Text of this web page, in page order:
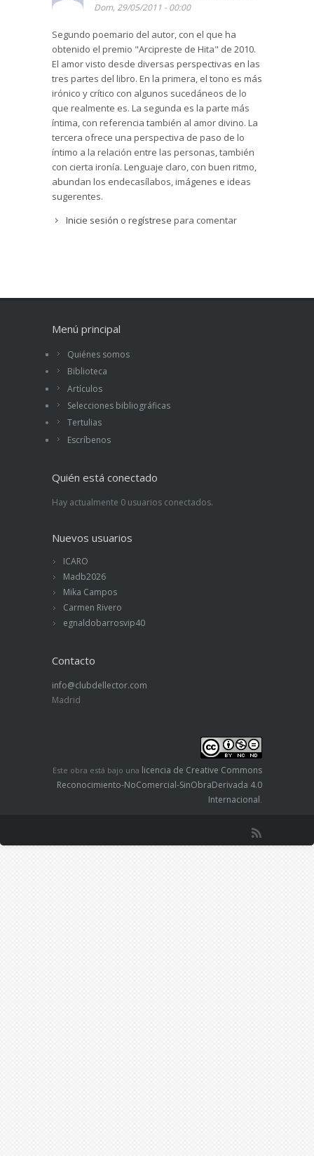
Dom, 29/05/2011 - 00:00
Segundo poemario del autor, con el que ha
obtenido el premio "Arcipreste de Hita" de 2010.
El amor visto desde diversas perspectivas en las
tres partes del libro. En la primera, el tono es más
irónico y crítico con algunos sucedáneos de lo
que realmente es. La segunda es la parte más
íntima, con referencia también al amor divino. La
tercera ofrece una perspectiva de paso de lo
íntimo a la relación entre las personas, también
con cierta ironía. Lenguaje claro, con buen ritmo,
abundan los endecasílabos, imágenes e ideas
sugerentes.
Inicie sesión o regístrese para comentar
Menú principal
Quiénes somos
Biblioteca
Artículos
Selecciones bibliográficas
Tertulias
Escríbenos
Quién está conectado
Hay actualmente 0 usuarios conectados.
Nuevos usuarios
ICARO
Madb2026
Mika Campos
Carmen Rivero
egnaldobarrosvip40
Contacto
info@clubdellector.com
Madrid
Este obra está bajo una licencia de Creative Commons
Reconocimiento-NoComercial-SinObraDerivada 4.0
Internacional